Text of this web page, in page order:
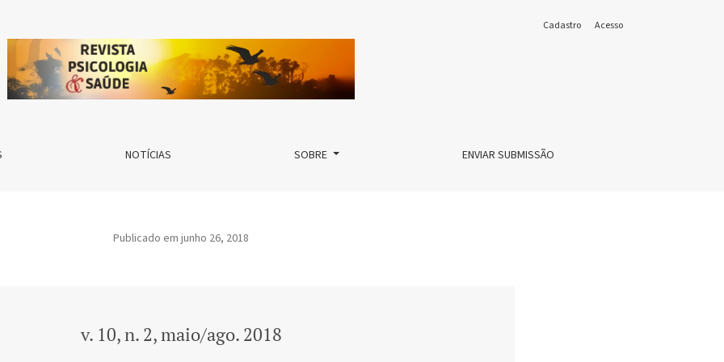
NOTÍCIAS SOBRE ENVIAR SUBMISSÃO
Cadastro Acesso
Publicado em junho 26, 2018
v. 10, n. 2, maio/ago. 2018